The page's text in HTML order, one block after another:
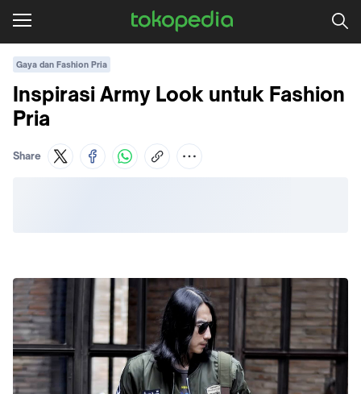
Gaya dan Fashion Pria
Inspirasi Army Look untuk Fashion
Pria
Share